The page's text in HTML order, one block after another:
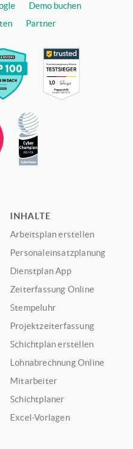
Demo buchen
Partner
INHALTE
Arbeitsplan erstellen
Personaleinsatzplanung
Dienstplan App
Zeiterfassung Online
Stempeluhr
Projektzeiterfassung
Schichtplan erstellen
Lohnabrechnung Online
Mitarbeiter
Schichtplaner
Excel-Vorlagen